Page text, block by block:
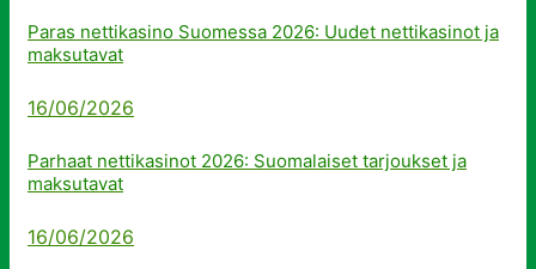
Paras nettikasino Suomessa 2026: Uudet nettikasinot ja
maksutavat
16/06/2026
Parhaat nettikasinot 2026: Suomalaiset tarjoukset ja
maksutavat
16/06/2026